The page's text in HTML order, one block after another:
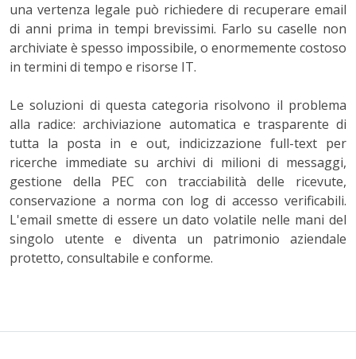
una vertenza legale può richiedere di recuperare email
di anni prima in tempi brevissimi. Farlo su caselle non
archiviate è spesso impossibile, o enormemente costoso
in termini di tempo e risorse IT.
Le soluzioni di questa categoria risolvono il problema
alla radice: archiviazione automatica e trasparente di
tutta la posta in e out, indicizzazione full-text per
ricerche immediate su archivi di milioni di messaggi,
gestione della PEC con tracciabilità delle ricevute,
conservazione a norma con log di accesso verificabili.
L'email smette di essere un dato volatile nelle mani del
singolo utente e diventa un patrimonio aziendale
protetto, consultabile e conforme.